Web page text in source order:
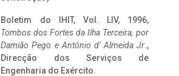
Boletim do IHIT, Vol. LIV, 1996,
Tombos dos Fortes da Ilha Terceira, por
Damião Pego e António d’ Almeida Jr.,
Direcção dos Serviços de
Engenharia do Exército.